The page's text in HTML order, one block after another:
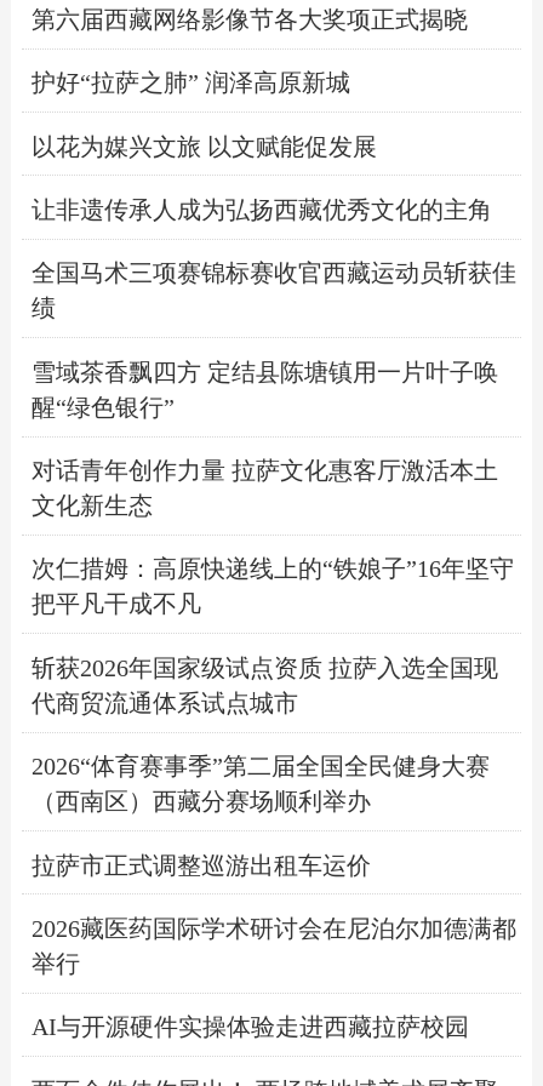
第六届西藏网络影像节各大奖项正式揭晓
护好“拉萨之肺” 润泽高原新城
以花为媒兴文旅 以文赋能促发展
让非遗传承人成为弘扬西藏优秀文化的主角
全国马术三项赛锦标赛收官西藏运动员斩获佳
绩
雪域茶香飘四方 定结县陈塘镇用一片叶子唤
醒“绿色银行”
对话青年创作力量 拉萨文化惠客厅激活本土
文化新生态
次仁措姆：高原快递线上的“铁娘子”16年坚守
把平凡干成不凡
斩获2026年国家级试点资质 拉萨入选全国现
代商贸流通体系试点城市
2026“体育赛事季”第二届全国全民健身大赛
（西南区）西藏分赛场顺利举办
拉萨市正式调整巡游出租车运价
2026藏医药国际学术研讨会在尼泊尔加德满都
举行
AI与开源硬件实操体验走进西藏拉萨校园